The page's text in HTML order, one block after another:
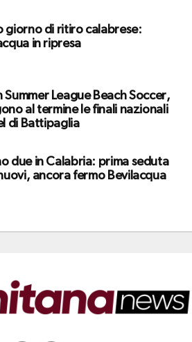
giorno di ritiro calabrese:
in ripresa
Summer League Beach Soccer,
al termine le finali nazionali
di Battipaglia
due in Calabria: prima seduta
ancora fermo Bevilacqua